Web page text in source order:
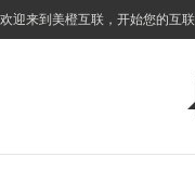
欢迎来到美橙互联，开始您的互联